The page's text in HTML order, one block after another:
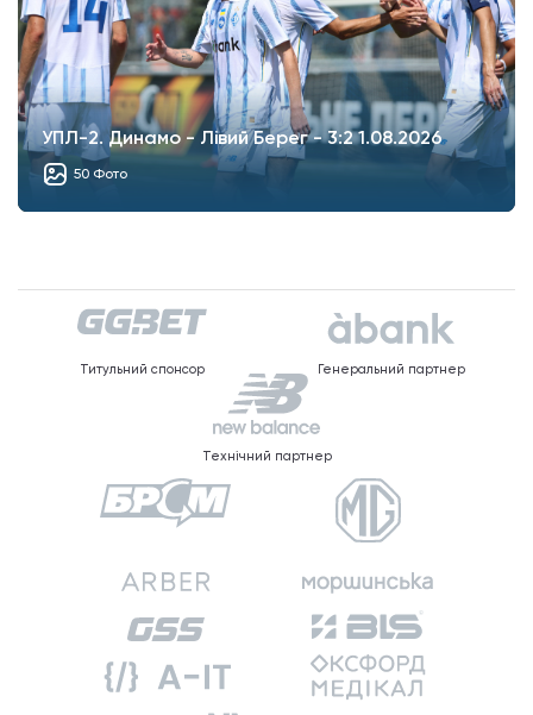
УПЛ-2. Динамо - Лівий Берег - 3:2 1.08.2026
50 Фото
Титульний спонсор Генеральний партнер
Технічний партнер